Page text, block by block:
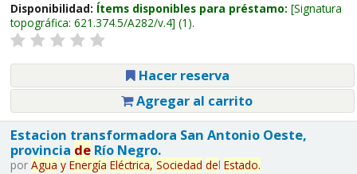
Disponibilidad: Ítems disponibles para préstamo: Signatura
topográfica: 621.374.5/A282/v.4 (1).
Hacer reserva
Agregar al carrito
Estacion transformadora San Antonio Oeste,
provincia deRío Negro.
por Agua y Energía Eléctrica, Sociedad del Estado.